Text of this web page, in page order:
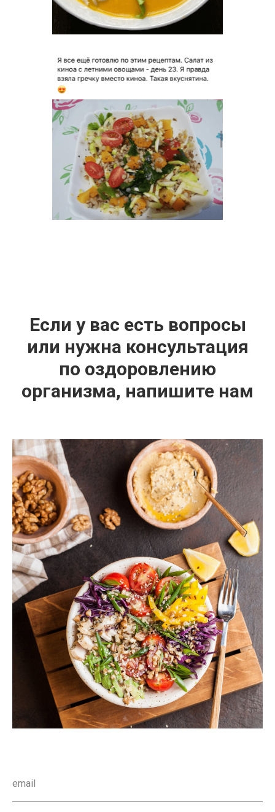
Если у вас есть вопросы
или нужна консультация
по оздоровлению
организма, напишите нам